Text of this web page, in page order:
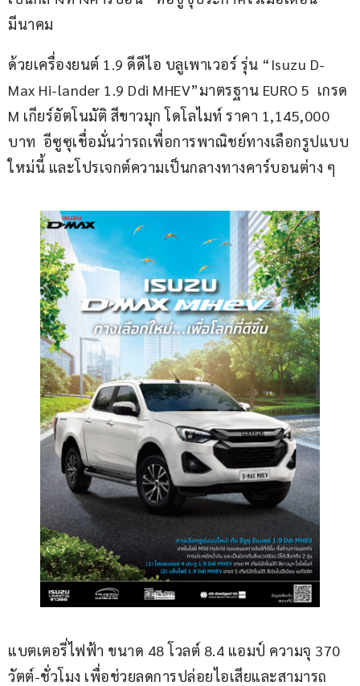
มีนาคม
ด้วยเครื่องยนต์ 1.9 ดีดีไอ บลูเพาเวอร์ รุ่น “Isuzu D-
Max Hi-lander 1.9 Ddi MHEV”มาตรฐาน EURO 5  เกรด
M เกียร์อัตโนมัติ สีขาวมุก โดโลไมท์ ราคา 1,145,000
บาท  อีซูซุเชื่อมั่นว่ารถเพื่อการพาณิชย์ทางเลือกรูปแบบ
ใหม่นี้ และโปรเจกต์ความเป็นกลางทางคาร์บอนต่าง ๆ
แบตเตอรี่ไฟฟ้า ขนาด 48 โวลต์ 8.4 แอมป์ ความจุ 370
วัตต์-ชั่วโมง เพื่อช่วยลดการปล่อยไอเสียและสามารถ